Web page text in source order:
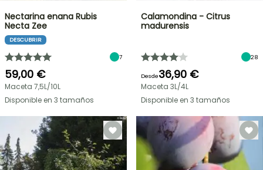
Nectarina enana Rubis
Necta Zee
DESCUBRIR
7
59,00 €
Maceta 7,5L/10L
Disponible en 3 tamaños
Calamondina - Citrus
madurensis
28
Desde36,90 €
Maceta 3L/4L
Disponible en 3 tamaños